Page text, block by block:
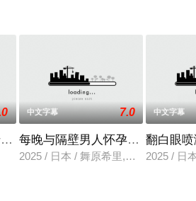
洞口
中文字幕 7.0
每晚与隔壁男人怀孕性爱
2025 / 日本 / 舞原希里,佐川金二
中文字幕
翻白眼
2025 / 日